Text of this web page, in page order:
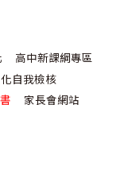
高中新課綱專區
自我檢核
家長會網站